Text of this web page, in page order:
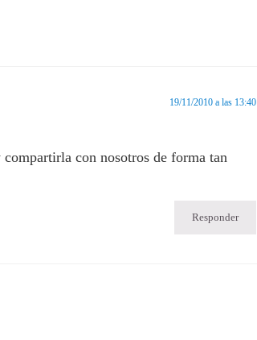
19/11/2010 a las 13:40
con nosotros de forma tan
Responder